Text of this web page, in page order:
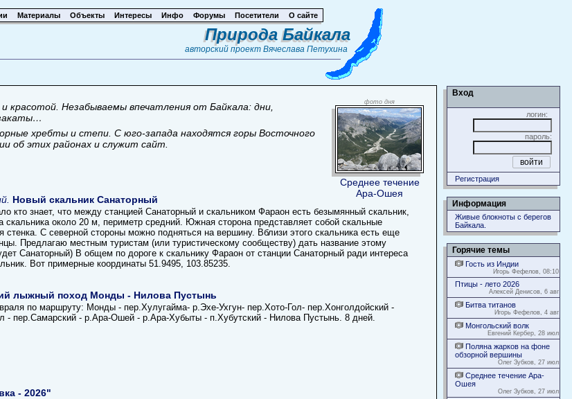
Материалы Объекты Интересы Инфо Форумы Посетители О сайте
Природа Байкала
авторский проект Вячеслава Петухина
фото дня
Среднее течение
Ара-Ошея
красотой. Незабываемы впечатления от Байкала: дни,
хребты и степи. С юго-запада находятся горы Восточного
об этих районах и служит сайт.
Новый скальник Санаторный
кто знает, что между станцией Санаторный и скальником Фараон есть безымянный скальник,
скальника около 20 м, периметр средний. Южная сторона представляет собой скальные
стенка. С северной стороны можно подняться на вершину. Вблизи этого скальника есть еще
Предлагаю местным туристам (или туристическому сообществу) дать название этому
Санаторный) В общем по дороге к скальнику Фараон от станции Санаторный ради интереса
Вот примерные координаты 51.9495, 103.85235.
лыжный поход Монды - Нилова Пустынь
по маршруту: Монды - пер.Хулугайма- р.Эхе-Ухгун- пер.Хото-Гол- пер.Хонголдойский -
- пер.Самарский - р.Ара-Ошей - р.Ара-Хубыты - п.Хубутский - Нилова Пустынь. 8 дней.
- 2026"
Вход
логин:
пароль:
Регистрация
Информация
Живые блокноты с берегов
Байкала.
Горячие темы
Гость из Индии
Игорь Фефелов, 08:10
Птицы - лето 2026
Алексей Денисов, 6 авг
Битва титанов
Игорь Фефелов, 4 авг
Монгольский волк
Евгений Кербер, 28 июл
Поляна жарков на фоне
обзорной вершины
Олег Зубков, 27 июл
Среднее течение Ара-
Ошея
Олег Зубков, 27 июл